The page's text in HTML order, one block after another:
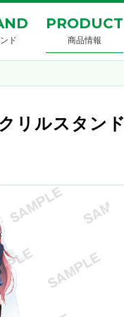
ド
PRODUCT
商品情報
リルスタンド